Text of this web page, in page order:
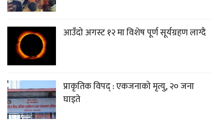
आउँदो अगस्ट १२ मा विशेष पूर्ण सूर्यग्रहण लाग्दै
प्राकृतिक विपद् : एकजनाको मृत्यु, २० जना
घाइते